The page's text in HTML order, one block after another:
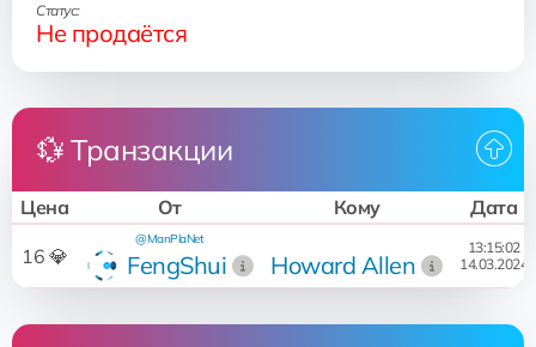
Статус:
Не продаётся
💱 Транзакции
Цена От Кому Дата
16 💎 FengShui
@ManPlaNet
Howard Allen
13:15:02
14.03.2024